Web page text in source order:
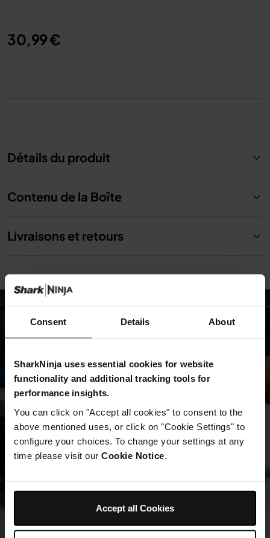
Consent Details About
SharkNinja uses essential cookies for website
functionality and additional tracking tools for
performance insights.
You can click on "Accept all cookies" to consent to the
above mentioned uses, or click on "Cookie Settings" to
configure your choices. To change your settings at any
time please visit our Cookie Notice
Accept all Cookies
30,99 €
Détails du produit
Contenu de la Boîte
Livraisons et retours